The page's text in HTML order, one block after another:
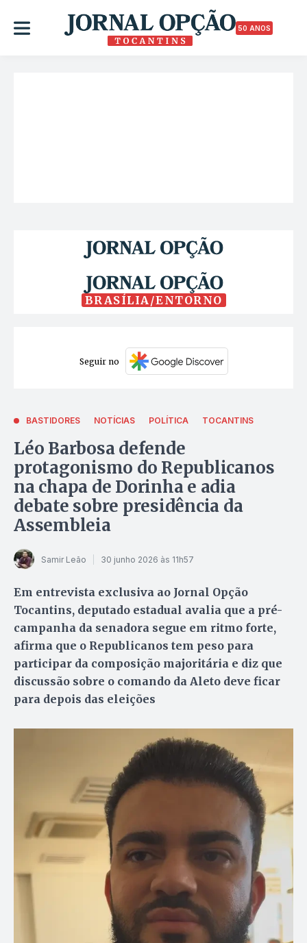
50 ANOS
BRASÍLIA/ENTORNO
Seguir no
BASTIDORES NOTÍCIAS POLÍTICA TOCANTINS
Léo Barbosa defende
protagonismo do Republicanos
na chapa de Dorinha e adia
debate sobre presidência da
Assembleia
Samir Leão 30 junho 2026 às 11h57
Em entrevista exclusiva ao Jornal Opção
Tocantins, deputado estadual avalia que a pré-
campanha da senadora segue em ritmo forte,
afirma que o Republicanos tem peso para
participar da composição majoritária e diz que
discussão sobre o comando da Aleto deve ficar
para depois das eleições